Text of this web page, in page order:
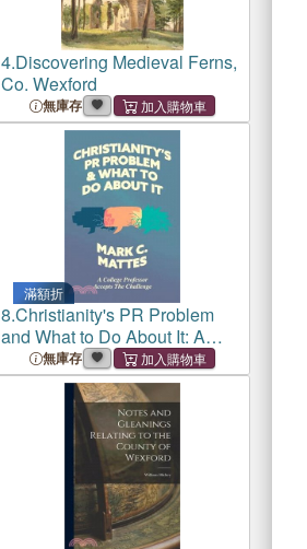
4.Discovering Medieval Ferns,
Co. Wexford
無庫存
滿額折
8.Christianity's PR Problem
and What to Do About It: A
College Professor Accepts the
Challenge
無庫存